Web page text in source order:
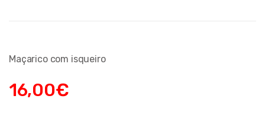
Maçarico com isqueiro
16,00€